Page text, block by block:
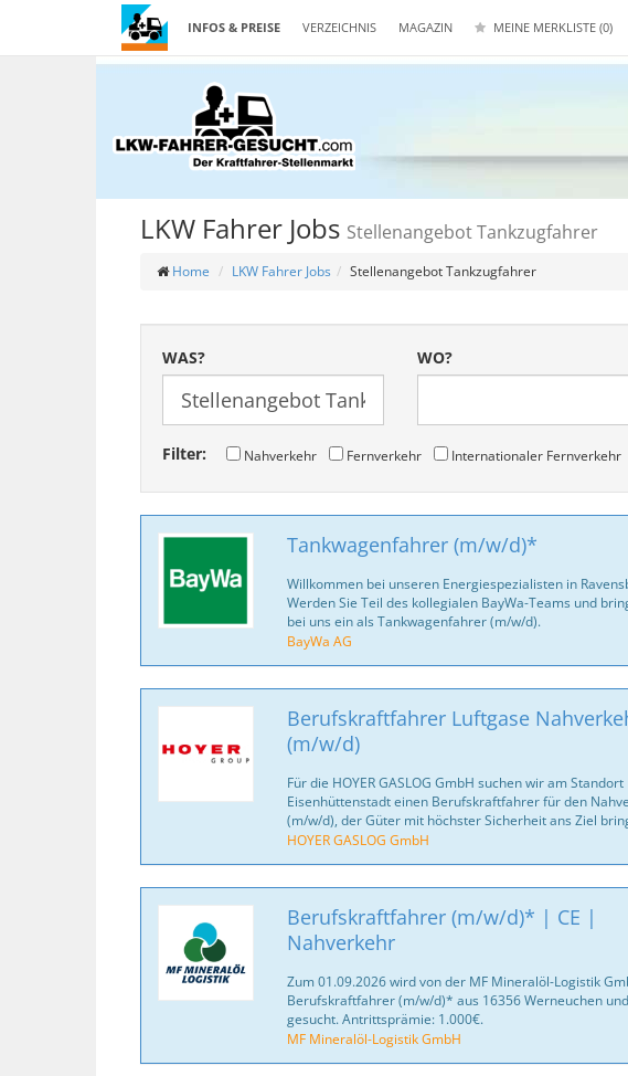
INFOS & PREISE VERZEICHNIS MAGAZIN MEINE MERKLISTE (0)
LKW Fahrer Jobs Stellenangebot Tankzugfahrer
Home LKW Fahrer Jobs Stellenangebot Tankzugfahrer
WAS? WO?
Filter: Nahverkehr Fernverkehr Internationaler Fernverkehr
Tankwagenfahrer (m/w/d)*
Willkommen bei unseren Energiespezialisten in
Werden Sie Teil des kollegialen BayWa-Teams und
bei uns ein als Tankwagenfahrer (m/w/d).
BayWa AG
Berufskraftfahrer Luftgase
(m/w/d)
Für die HOYER GASLOG GmbH suchen wir am Standort
Eisenhüttenstadt einen Berufskraftfahrer für den
(m/w/d), der Güter mit höchster Sicherheit ans Ziel
HOYER GASLOG GmbH
Berufskraftfahrer (m/w/d)* | CE |
Nahverkehr
Zum 01.09.2026 wird von der MF Mineralöl-Logistik
Berufskraftfahrer (m/w/d)* aus 16356 Werneuchen
gesucht. Antrittsprämie: 1.000€.
MF Mineralöl-Logistik GmbH